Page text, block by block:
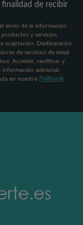
de recibir
envío de la información
y servicios.
aceptación. Destinatarios:
de servicios de email
Acceder, rectificar y
información adicional.
en nuestra Política de